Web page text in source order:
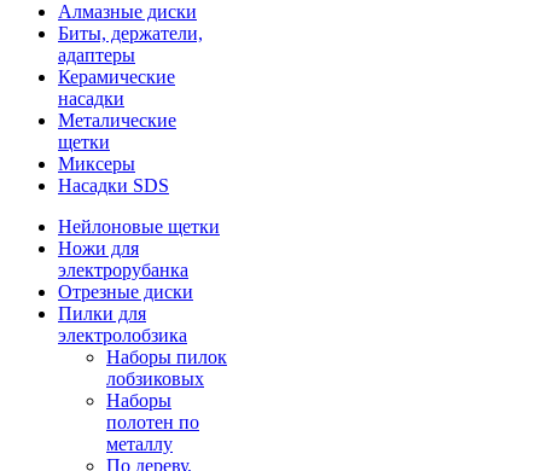
Алмазные диски
Биты, держатели,
адаптеры
Керамические
насадки
Металические
щетки
Миксеры
Насадки SDS
Нейлоновые щетки
Ножи для
электрорубанка
Отрезные диски
Пилки для
электролобзика
Наборы пилок
лобзиковых
Наборы
полотен по
металлу
По дереву,